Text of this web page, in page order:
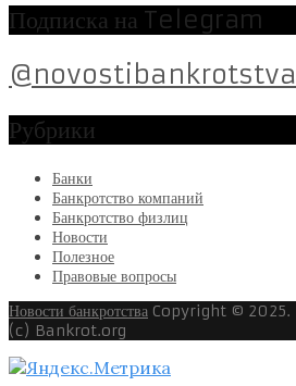
Подписка на Telegram
@novostibankrotstva
Рубрики
Банки
Банкротство компаний
Банкротство физлиц
Новости
Полезное
Правовые вопросы
Новости банкротства Copyright © 2025.
(c) Bankrot.org